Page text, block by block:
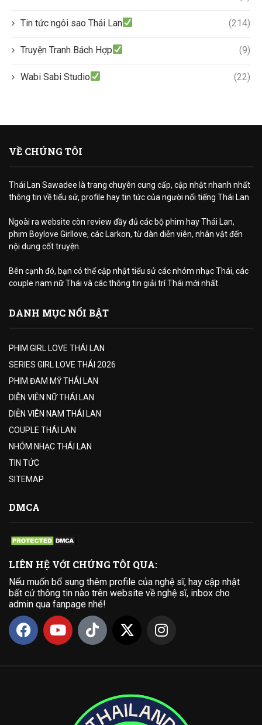
Tin tức ngôi sao Thái Lan (214)
Truyện Tranh Bách Hợp (9)
Wabi Sabi Studio (22)
VỀ CHÚNG TÔI
Thái Lan Sawadee là trang chuyên cung cấp, cập nhật nhanh nhất
thông tin về tiểu sử, profile hay tin tức của người nổi tiếng Thái Lan
Ngoài ra website còn review đầy đủ các bộ phim hay Thái Lan,
phim Boylove Girllove, các Larkon, từ dàn diễn viên, nhân vật đến
nội dung cốt truyện.
Bên cạnh đó, bạn có thể cập nhật tiểu sử các nhóm nhạc Thái, các
couple nam nữ Thái và các thông tin giải trí Thái mới nhất.
DANH MỤC NỔI BẬT
PHIM GIRL LOVE THÁI LAN
SERIES GIRL LOVE THÁI 2026
PHIM ĐAM MỸ THÁI LAN
DIỄN VIÊN NỮ THÁI LAN
DIỄN VIÊN NAM THÁI LAN
COUPLE THÁI LAN
NHÓM NHẠC THÁI LAN
TIN TỨC
SITEMAP
DMCA
LIÊN HỆ VỚI CHÚNG TÔI QUA:
Nếu muốn bổ sung thêm profile của nghệ sĩ, hay cập nhật
bất cứ thông tin nào trên website về nghệ sĩ, inbox cho
admin qua fanpage nhé!